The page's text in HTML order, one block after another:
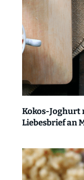
Kokos-Joghurt
Liebesbrief an